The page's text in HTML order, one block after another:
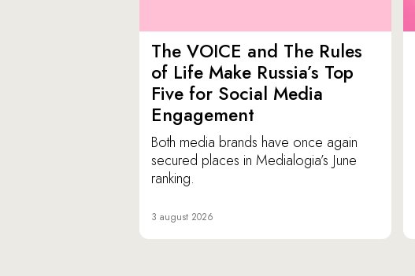
The VOICE and The Rules
of Life Make Russia’s Top
Five for Social Media
Engagement
Both media brands have once again
secured places in Medialogia’s June
ranking.
3 august 2026